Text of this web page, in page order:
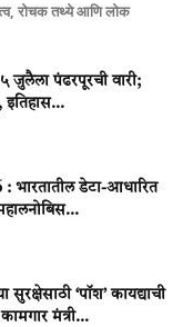
रोचक तथ्ये आणि लोक
जुलैला पंढरपूरची वारी;
इतिहास...
: भारतातील डेटा-आधारित
सुरक्षेसाठी ‘पॉश’ कायद्याची
मंत्री...